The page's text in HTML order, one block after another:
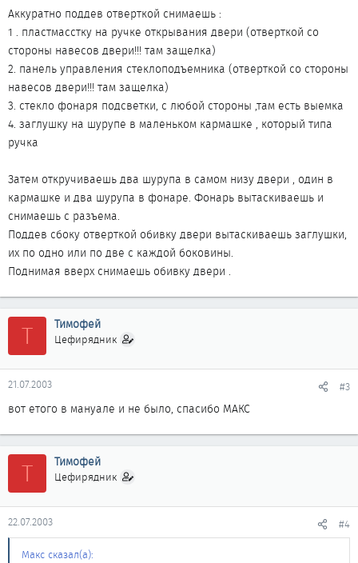
Аккуратно поддев отверткой снимаешь :
1 . пластмасстку на ручке открывания двери (отверткой со
стороны навесов двери!!! там защелка)
2. панель управления стеклоподъемника (отверткой со стороны
навесов двери!!! там защелка)
3. стекло фонаря подсветки, с любой стороны ,там есть выемка
4. заглушку на шурупе в маленьком кармашке , который типа
ручка
Затем откручиваешь два шурупа в самом низу двери , один в
кармашке и два шурупа в фонаре. Фонарь вытаскиваешь и
снимаешь с разъема.
Поддев сбоку отверткой обивку двери вытаскиваешь заглушки,
их по одно или по две с каждой боковины.
Поднимая вверх снимаешь обивку двери .
Т Тимофей
Цефирядник
21.07.2003 #3
вот етого в мануале и не было, спасибо МАКС
Т Тимофей
Цефирядник
22.07.2003 #4
Макс сказал(а):